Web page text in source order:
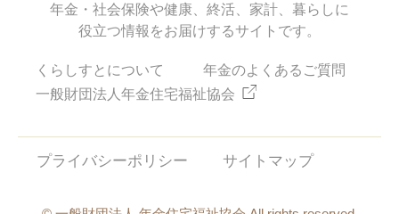
年金・社会保険や健康、終活、家計、暮らしに
役立つ情報をお届けするサイトです。
くらしすとについて
年金のよくあるご質問
一般財団法人年金住宅福祉協会
プライバシーポリシー サイトマップ